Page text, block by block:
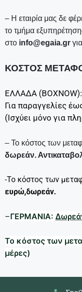
– Η εταιρία μας δε
το τμήμα
στο info@egaia.gr
ΚΟΣΤΟΣ
ΕΛΛΑΔΑ (BOXNOW):
Για παραγγελίες
(Ισχύει μόνο για
– Το κόστος των
δωρεάν.
-Το κόστος των
ευρώ,δωρεάν.
–ΓΕΡΜΑΝΙΑ:
Το κόστος των
μέρες)